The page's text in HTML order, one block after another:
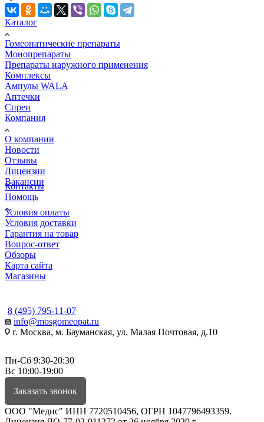
Каталог
Гомеопатические препараты
Монопрепараты
Препараты наружного применения
Комплексы
Ампулы WALA
Аптечки
Спреи
Компания
О компании
Новости
Отзывы
Лицензии
Вакансии
Контакты
Помощь
Условия оплаты
Условия доставки
Гарантия на товар
Вопрос-ответ
Обзоры
Карта сайта
Магазины
8 (495) 795-11-07
info@mosgomeopat.ru
г. Москва, м. Бауманская, ул. Малая Почтовая, д.10
Пн-Сб 9:30-20:30
Вс 10:00-19:00
Заказать звонок
ООО "Медис" ИНН 7720510456, ОГРН 1047796493359.